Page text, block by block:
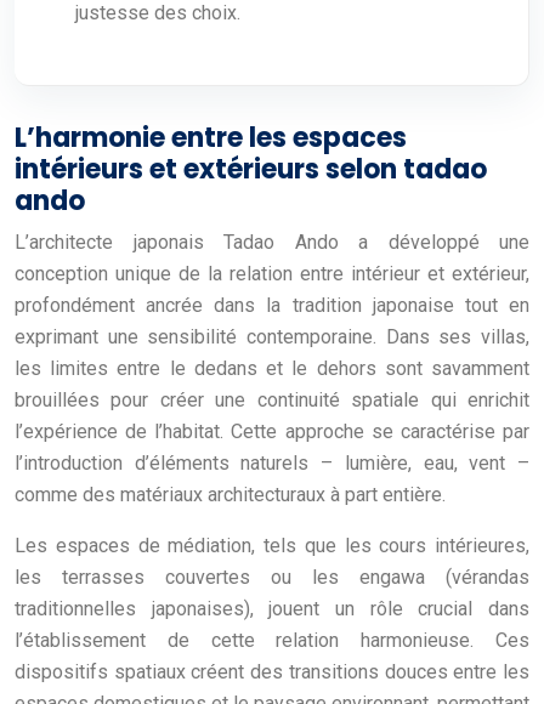
justesse des choix.
L’harmonie entre les espaces
intérieurs et extérieurs selon tadao
ando
L’architecte japonais Tadao Ando a développé une
conception unique de la relation entre intérieur et extérieur,
profondément ancrée dans la tradition japonaise tout en
exprimant une sensibilité contemporaine. Dans ses villas,
les limites entre le dedans et le dehors sont savamment
brouillées pour créer une continuité spatiale qui enrichit
l’expérience de l’habitat. Cette approche se caractérise par
l’introduction d’éléments naturels – lumière, eau, vent –
comme des matériaux architecturaux à part entière.
Les espaces de médiation, tels que les cours intérieures,
les terrasses couvertes ou les engawa (vérandas
traditionnelles japonaises), jouent un rôle crucial dans
l’établissement de cette relation harmonieuse. Ces
dispositifs spatiaux créent des transitions douces entre les